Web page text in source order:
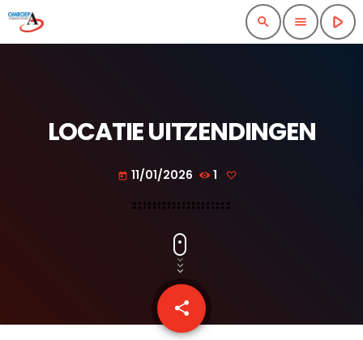
search menu play_arrow
LOCATIE UITZENDINGEN
today 11/01/2026 1
share
email